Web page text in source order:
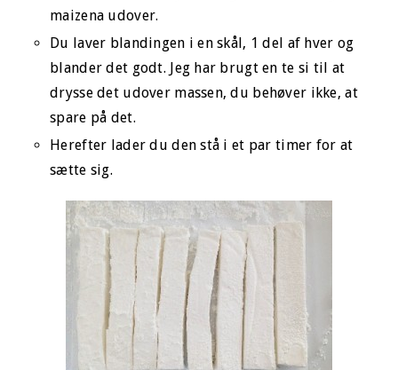
maizena udover.
Du laver blandingen i en skål, 1 del af hver og
blander det godt. Jeg har brugt en te si til at
drysse det udover massen, du behøver ikke, at
spare på det.
Herefter lader du den stå i et par timer for at
sætte sig.